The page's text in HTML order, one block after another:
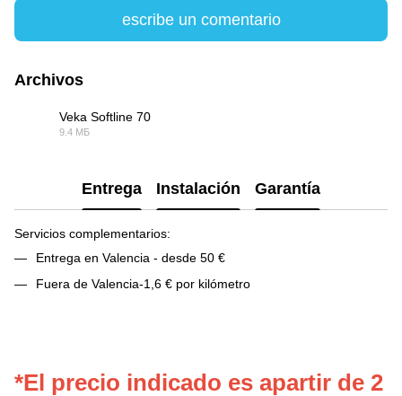
escribe un comentario
Archivos
Veka Softline 70
9.4 МБ
Entrega Instalación Garantía
Servicios complementarios:
Entrega en Valencia - desde 50 €
Fuera de Valencia-1,6 € por kilómetro
*El precio indicado es apartir de 2